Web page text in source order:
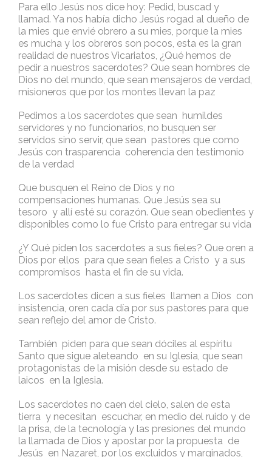
Para ello Jesús nos dice hoy: Pedid, buscad y
llamad. Ya nos había dicho Jesús rogad al dueño de
la mies que envié obrero a su mies, porque la mies
es mucha y los obreros son pocos, esta es la gran
realidad de nuestros Vicariatos, ¿Qué hemos de
pedir a nuestros sacerdotes? Que sean hombres de
Dios no del mundo, que sean mensajeros de verdad,
misioneros que por los montes llevan la paz
Pedimos a los sacerdotes que sean humildes
servidores y no funcionarios, no busquen ser
servidos sino servir, que sean pastores que como
Jesús con trasparencia coherencia den testimonio
de la verdad
Que busquen el Reino de Dios y no
compensaciones humanas. Que Jesús sea su
tesoro y allí esté su corazón. Que sean obedientes y
disponibles como lo fue Cristo para entregar su vida
¿Y Qué piden los sacerdotes a sus fieles? Que oren a
Dios por ellos para que sean fieles a Cristo y a sus
compromisos hasta el fin de su vida.
Los sacerdotes dicen a sus fieles llamen a Dios con
insistencia, oren cada día por sus pastores para que
sean reflejo del amor de Cristo.
También piden para que sean dóciles al espíritu
Santo que sigue aleteando en su Iglesia, que sean
protagonistas de la misión desde su estado de
laicos en la Iglesia.
Los sacerdotes no caen del cielo, salen de esta
tierra y necesitan escuchar, en medio del ruido y de
la prisa, de la tecnología y las presiones del mundo
la llamada de Dios y apostar por la propuesta de
Jesús en Nazaret, por los excluidos y marginados,